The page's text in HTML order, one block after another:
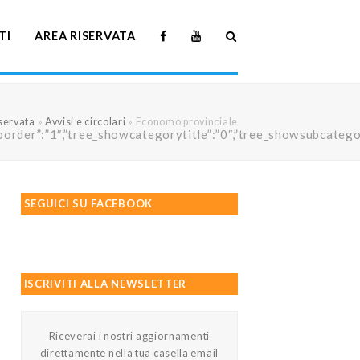
AREA RISERVATA
» Avvisi e circolari » Economo provinciale
SEGUICI SU FACEBOOK
ISCRIVITI ALLA NEWSLETTER
Riceverai i nostri aggiornamenti
direttamente nella tua casella email